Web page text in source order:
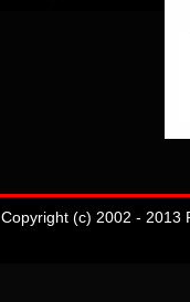
Copyright (c) 2002 - 2013